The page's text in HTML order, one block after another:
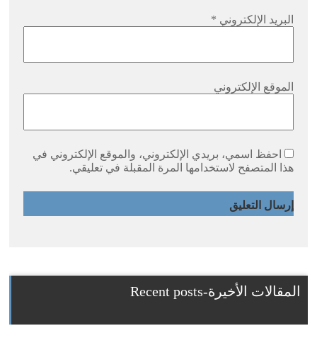
البريد الإلكتروني *
الموقع الإلكتروني
احفظ اسمي، بريدي الإلكتروني، والموقع الإلكتروني في
هذا المتصفح لاستخدامها المرة المقبلة في تعليقي.
المقالات الأخيرة-Recent posts